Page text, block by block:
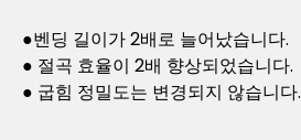
●벤딩 길이가 2배로 늘어났습니다.
● 절곡 효율이 2배 향상되었습니다.
● 굽힘 정밀도는 변경되지 않습니다.